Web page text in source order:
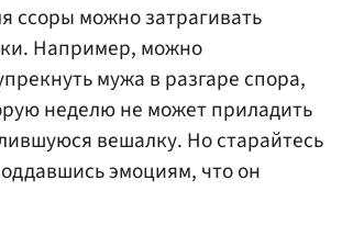
ссоры можно затрагивать
Например, можно
мужа в разгаре спора,
неделю не может приладить
вешалку. Но старайтесь
эмоциям, что он